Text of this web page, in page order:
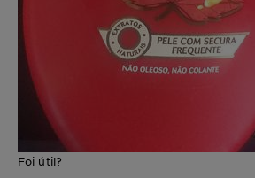
Foi útil?